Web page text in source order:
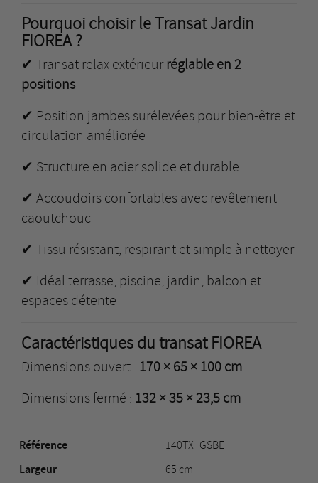
Pourquoi choisir le Transat Jardin
FIOREA ?
✔ Transat relax extérieur réglable en 2
positions
✔ Position jambes surélevées pour bien-être et
circulation améliorée
✔ Structure en acier solide et durable
✔ Accoudoirs confortables avec revêtement
caoutchouc
✔ Tissu résistant, respirant et simple à nettoyer
✔ Idéal terrasse, piscine, jardin, balcon et
espaces détente
Caractéristiques du transat FIOREA
Dimensions ouvert : 170 × 65 × 100 cm
Dimensions fermé : 132 × 35 × 23,5 cm
Référence 140TX_GSBE
Largeur 65 cm